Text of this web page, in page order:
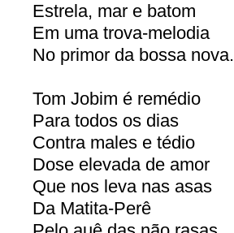
Estrela, mar e batom
Em uma trova-melodia
No primor da bossa nova.
Tom Jobim é remédio
Para todos os dias
Contra males e tédio
Dose elevada de amor
Que nos leva nas asas
Da Matita-Perê